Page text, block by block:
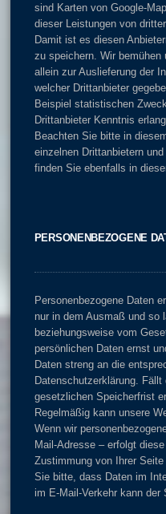
sind Karten von Google-
dieser Leistungen von
Damit ist es diesen
zu speichern. Wir
allein zur Auslieferung der
welcher Drittanbieter
Beispiel statistischen
Drittanbieter Kenntnis
Beachten Sie bitte in
einzelnen Drittanbietern
finden Sie ebenfalls in
PERSONENBEZOGENE
Personenbezogene Daten
nur in dem Ausmaß und so
beziehungsweise vom
persönlichen Daten ernst
Daten streng an die
Datenschutzerklärung.
gesetzlichen Speicherfrist
Regelmäßig kann unsere
Wenn wir
Mail-Adresse – erfolgt
Zustimmung von Ihrer
Sie bitte, dass Daten im
im E-Mail-Verkehr kann